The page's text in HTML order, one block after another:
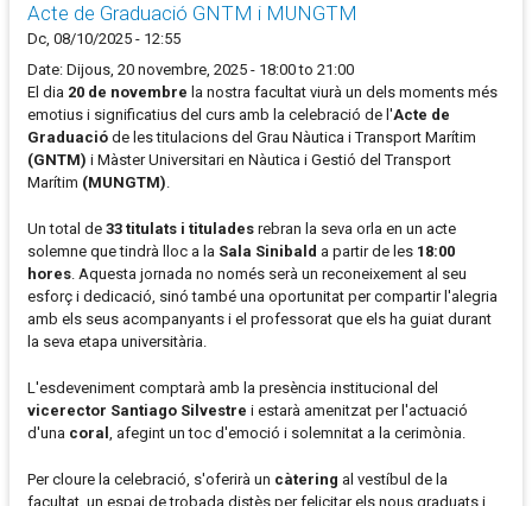
Acte de Graduació GNTM i MUNGTM
Dc, 08/10/2025 - 12:55
Date: Dijous, 20 novembre, 2025 - 18:00 to 21:00
El dia 20 de novembre la nostra facultat viurà un dels moments més
emotius i significatius del curs amb la celebració de l'Acte de
Graduació de les titulacions del Grau Nàutica i Transport Marítim
(GNTM) i Màster Universitari en Nàutica i Gestió del Transport
Marítim (MUNGTM)
Un total de 33 titulats i titulades rebran la seva orla en un acte
solemne que tindrà lloc a la Sala Sinibald a partir de les 18:00
hores . Aquesta jornada no només serà un reconeixement al seu
esforç i dedicació, sinó també una oportunitat per compartir l'alegria
amb els seus acompanyants i el professorat que els ha guiat durant
la seva etapa universitària.
L'esdeveniment comptarà amb la presència institucional del
vicerector Santiago Silvestre i estarà amenitzat per l'actuació
d'una coral , afegint un toc d'emoció i solemnitat a la cerimònia.
Per cloure la celebració, s'oferirà un càtering al vestíbul de la
facultat, un espai de trobada distès per felicitar els nous graduats i